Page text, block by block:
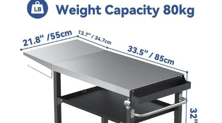
structure de tuyau en
acier revêtu de noir,
【Table de Gril
Multifonctionnelle】Elle
peut non seulement être
utilisée comme table de
préparation pour vos
aliments grillés, mais
aussi stocker le four à
pizza, la plaque à griller
ou le gril portable,